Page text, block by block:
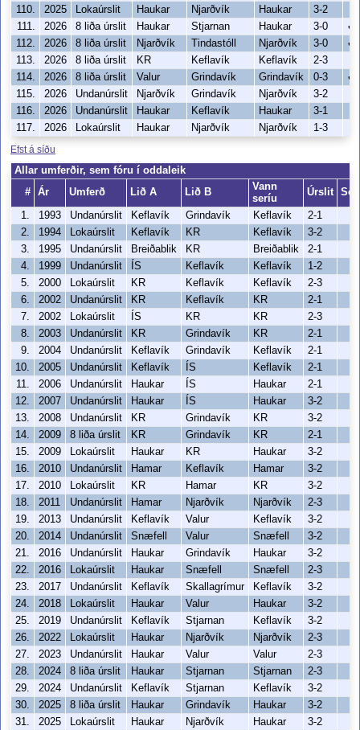
110. 2025 Lokaúrslit Haukar Njarðvík Haukar
3-2
111.
2026 8 liða úrslit Haukar Stjarnan Haukar 3-0
✔
112.
2026 8 liða úrslit Njarðvík Tindastóll Njarðvík 3-0
✔
113.
2026 8 liða úrslit KR Keflavík Keflavík
2-3
114.
2026 8 liða úrslit Valur Grindavík Grindavík 0-3
✔
115.
2026 Undanúrslit Njarðvík Grindavík Njarðvík
3-2
116.
2026 Undanúrslit Haukar Keflavík Haukar
3-1
117.
2026 Lokaúrslit Haukar Njarðvík Njarðvík
1-3
Efst á síðu
Allar umferðir, sem fóru í oddaleik
#
Ár Umferð Lið A Lið B
Vann
seríu
Úrslit Sóp
1. 1993 Undanúrslit Keflavík Grindavík Keflavík
2-1
2.
1994 Lokaúrslit Keflavík KR Keflavík
3-2
3.
1995 Undanúrslit Breiðablik KR Breiðablik
2-1
4.
1999 Undanúrslit ÍS Keflavík Keflavík
1-2
5.
2000 Lokaúrslit KR Keflavík Keflavík
2-3
6.
2002 Undanúrslit KR Keflavík KR
2-1
7.
2002 Lokaúrslit ÍS KR KR
2-3
8.
2003 Undanúrslit KR Grindavík KR
2-1
9.
2004 Undanúrslit Keflavík Grindavík Keflavík
2-1
10.
2005 Undanúrslit Keflavík ÍS Keflavík
2-1
11.
2006 Undanúrslit Haukar ÍS Haukar
2-1
12.
2007 Undanúrslit Haukar ÍS Haukar
3-2
13.
2008 Undanúrslit KR Grindavík KR
3-2
14.
2009 8 liða úrslit KR Grindavík KR
2-1
15.
2009 Lokaúrslit Haukar KR Haukar
3-2
16.
2010 Undanúrslit Hamar Keflavík Hamar
3-2
17.
2010 Lokaúrslit KR Hamar KR
3-2
18.
2011 Undanúrslit Hamar Njarðvík Njarðvík
2-3
19.
2013 Undanúrslit Keflavík Valur Keflavík
3-2
20.
2014 Undanúrslit Snæfell Valur Snæfell
3-2
21.
2016 Undanúrslit Haukar Grindavík Haukar
3-2
22.
2016 Lokaúrslit Haukar Snæfell Snæfell
2-3
23.
2017 Undanúrslit Keflavík Skallagrímur Keflavík
3-2
24.
2018 Lokaúrslit Haukar Valur Haukar
3-2
25.
2019 Undanúrslit Keflavík Stjarnan Keflavík
3-2
26.
2022 Lokaúrslit Haukar Njarðvík Njarðvík
2-3
27.
2023 Undanúrslit Haukar Valur Valur
2-3
28.
2024 8 liða úrslit Haukar Stjarnan Stjarnan
2-3
29.
2024 Undanúrslit Keflavík Stjarnan Keflavík
3-2
30.
2025 8 liða úrslit Haukar Grindavík Haukar
3-2
31.
2025 Lokaúrslit Haukar Njarðvík Haukar
3-2